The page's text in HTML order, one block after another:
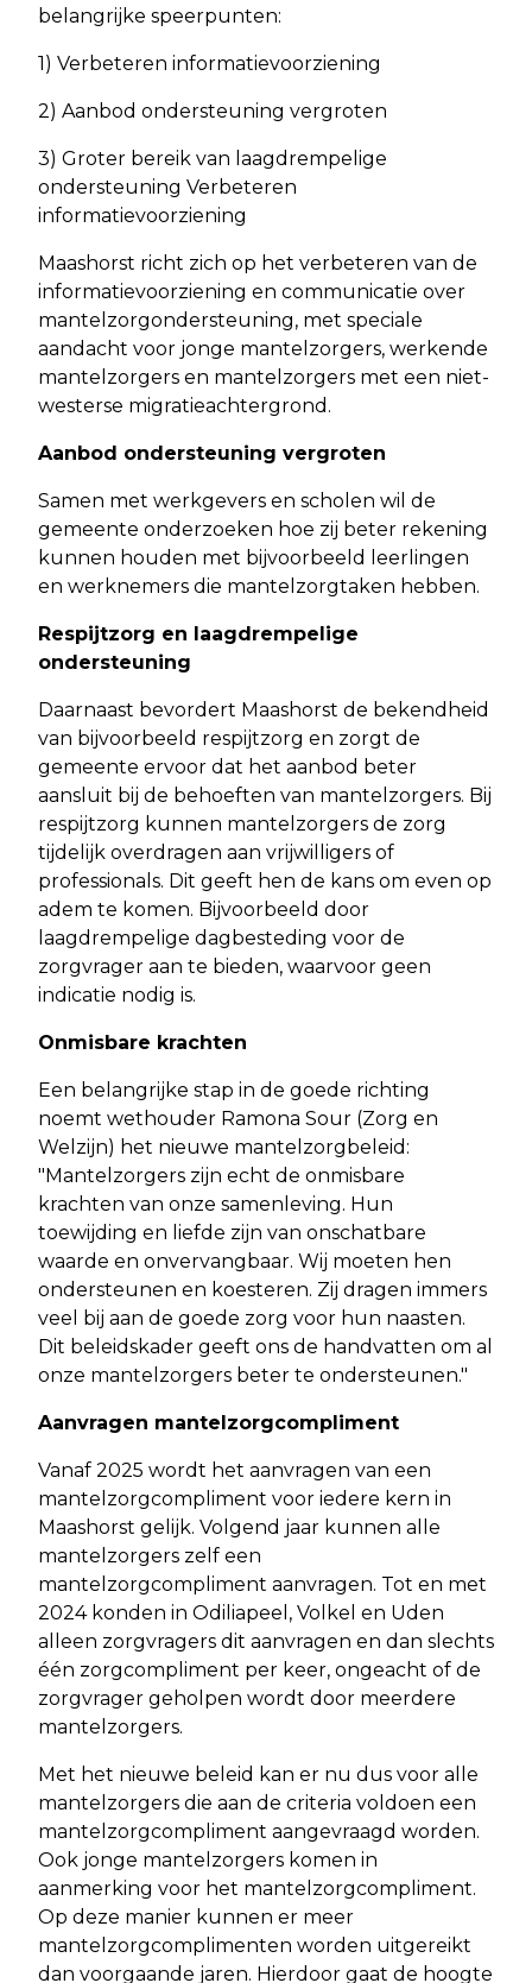
belangrijke speerpunten:
1) Verbeteren informatievoorziening
2) Aanbod ondersteuning vergroten
3) Groter bereik van laagdrempelige
ondersteuning Verbeteren
informatievoorziening
Maashorst richt zich op het verbeteren van de
informatievoorziening en communicatie over
mantelzorgondersteuning, met speciale
aandacht voor jonge mantelzorgers, werkende
mantelzorgers en mantelzorgers met een niet-
westerse migratieachtergrond.
Aanbod ondersteuning vergroten
Samen met werkgevers en scholen wil de
gemeente onderzoeken hoe zij beter rekening
kunnen houden met bijvoorbeeld leerlingen
en werknemers die mantelzorgtaken hebben.
Respijtzorg en laagdrempelige
ondersteuning
Daarnaast bevordert Maashorst de bekendheid
van bijvoorbeeld respijtzorg en zorgt de
gemeente ervoor dat het aanbod beter
aansluit bij de behoeften van mantelzorgers. Bij
respijtzorg kunnen mantelzorgers de zorg
tijdelijk overdragen aan vrijwilligers of
professionals. Dit geeft hen de kans om even op
adem te komen. Bijvoorbeeld door
laagdrempelige dagbesteding voor de
zorgvrager aan te bieden, waarvoor geen
indicatie nodig is.
Onmisbare krachten
Een belangrijke stap in de goede richting
noemt wethouder Ramona Sour (Zorg en
Welzijn) het nieuwe mantelzorgbeleid:
"Mantelzorgers zijn echt de onmisbare
krachten van onze samenleving. Hun
toewijding en liefde zijn van onschatbare
waarde en onvervangbaar. Wij moeten hen
ondersteunen en koesteren. Zij dragen immers
veel bij aan de goede zorg voor hun naasten.
Dit beleidskader geeft ons de handvatten om al
onze mantelzorgers beter te ondersteunen."
Aanvragen mantelzorgcompliment
Vanaf 2025 wordt het aanvragen van een
mantelzorgcompliment voor iedere kern in
Maashorst gelijk. Volgend jaar kunnen alle
mantelzorgers zelf een
mantelzorgcompliment aanvragen. Tot en met
2024 konden in Odiliapeel, Volkel en Uden
alleen zorgvragers dit aanvragen en dan slechts
één zorgcompliment per keer, ongeacht of de
zorgvrager geholpen wordt door meerdere
mantelzorgers.
Met het nieuwe beleid kan er nu dus voor alle
mantelzorgers die aan de criteria voldoen een
mantelzorgcompliment aangevraagd worden.
Ook jonge mantelzorgers komen in
aanmerking voor het mantelzorgcompliment.
Op deze manier kunnen er meer
mantelzorgcomplimenten worden uitgereikt
dan voorgaande jaren. Hierdoor gaat de hoogte